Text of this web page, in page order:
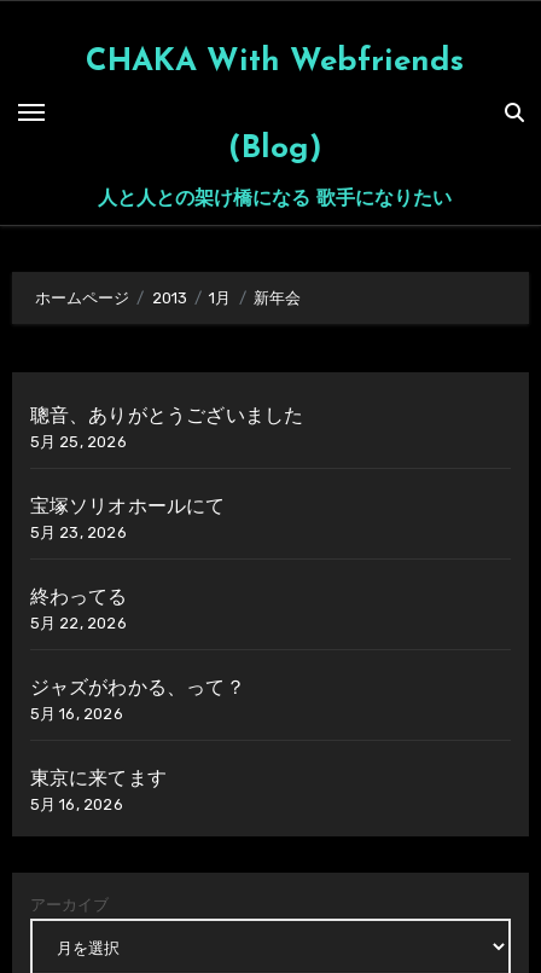
CHAKA With Webfriends
(Blog)
人と人との架け橋になる 歌手になりたい
ホームページ 2013 1月 新年会
聰音、ありがとうございました
5月 25, 2026
宝塚ソリオホールにて
5月 23, 2026
終わってる
5月 22, 2026
ジャズがわかる、って？
5月 16, 2026
東京に来てます
5月 16, 2026
アーカイブ